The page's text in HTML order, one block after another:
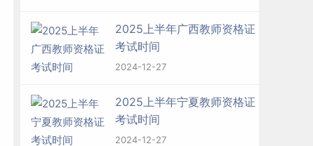
2025上半年广西教师资格证
考试时间
2024-12-27
2025上半年宁夏教师资格证
考试时间
2024-12-27